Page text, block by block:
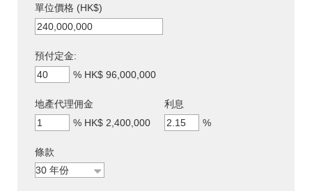
單位價格 (HK$)
預付定金:
% HK$ 96,000,000
地產代理佣金
% HK$ 2,400,000
利息
%
條款